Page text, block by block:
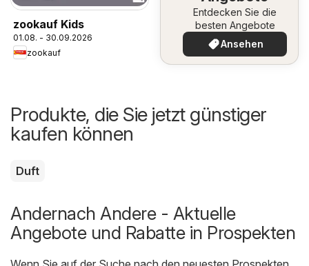
zookauf Kids
01.08. - 30.09.2026
zookauf
Entdecken Sie die
besten Angebote
Ansehen
Produkte, die Sie jetzt günstiger
kaufen können
Duft
Andernach Andere - Aktuelle
Angebote und Rabatte in Prospekten